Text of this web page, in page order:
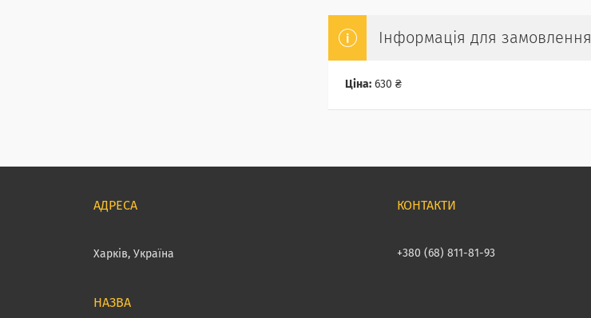
Інформація для замовлення
Ціна: 630 ₴
Харків, Україна +380 (68) 811-81-93